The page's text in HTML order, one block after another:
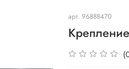
арт. 96888470